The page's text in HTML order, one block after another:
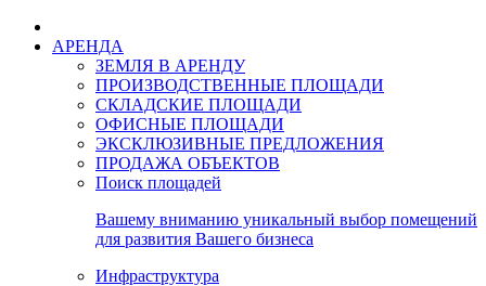
АРЕНДА
ЗЕМЛЯ В АРЕНДУ
ПРОИЗВОДСТВЕННЫЕ ПЛОЩАДИ
СКЛАДСКИЕ ПЛОЩАДИ
ОФИСНЫЕ ПЛОЩАДИ
ЭКСКЛЮЗИВНЫЕ ПРЕДЛОЖЕНИЯ
ПРОДАЖА ОБЪЕКТОВ
Поиск площадей
Вашему вниманию уникальный выбор помещений
для развития Вашего бизнеса
Инфраструктура